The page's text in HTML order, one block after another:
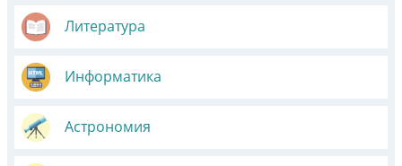
Литература
Информатика
Астрономия